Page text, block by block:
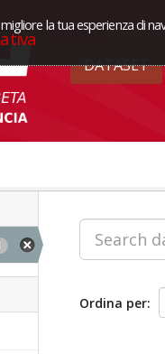
la tua esperienza di
DATASET
Ordina per